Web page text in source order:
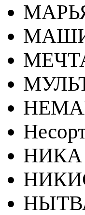
НИКА